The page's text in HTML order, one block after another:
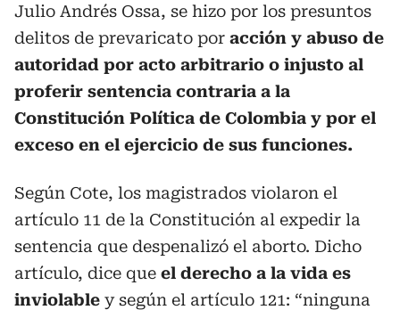
Julio Andrés Ossa, se hizo por los presuntos
delitos de prevaricato por acción y abuso de
autoridad por acto arbitrario o injusto al
proferir sentencia contraria a la
Constitución Política de Colombia y por el
exceso en el ejercicio de sus funciones.
Según Cote, los magistrados violaron el
artículo 11 de la Constitución al expedir la
sentencia que despenalizó el aborto. Dicho
artículo, dice que el derecho a la vida es
inviolable y según el artículo 121: “ninguna